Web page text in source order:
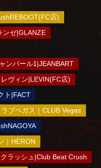
店)
ンゼ|GLANZE
ンバール1|JEANBART
レヴィン|LEVIN(FC店)
ト|FACT
ラブベガス｜CLUB Vegas
｜HERON
ラッシュ|Club Beat Crush